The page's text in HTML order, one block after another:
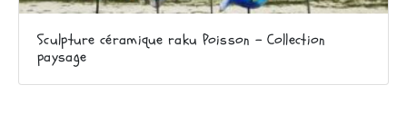
Sculpture céramique raku Poisson – Collection
paysage